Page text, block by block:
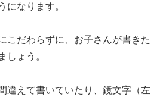
になります。
こだわらずに、お子さんが書きた
しょう。
違えて書いていたり、鏡文字（左